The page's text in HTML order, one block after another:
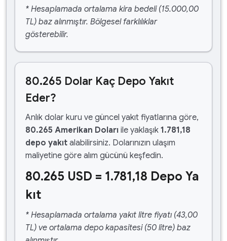
* Hesaplamada ortalama kira bedeli (15.000,00
TL) baz alınmıştır. Bölgesel farklılıklar
gösterebilir.
80.265 Dolar Kaç Depo Yakıt
Eder?
Anlık dolar kuru ve güncel yakıt fiyatlarına göre,
80.265 Amerikan Doları ile yaklaşık 1.781,18
depo yakıt alabilirsiniz. Dolarınızın ulaşım
maliyetine göre alım gücünü keşfedin.
80.265 USD = 1.781,18 Depo Ya
kıt
* Hesaplamada ortalama yakıt litre fiyatı (43,00
TL) ve ortalama depo kapasitesi (50 litre) baz